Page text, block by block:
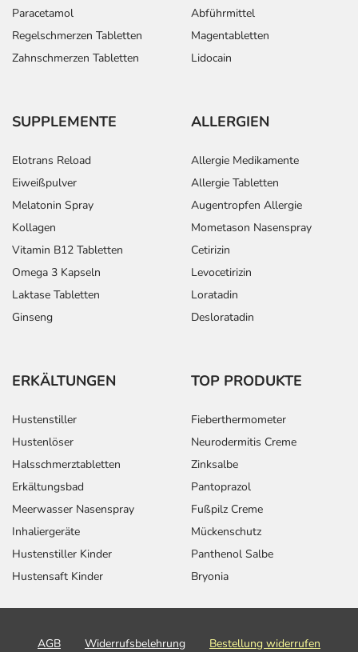
Paracetamol
Regelschmerzen Tabletten
Zahnschmerzen Tabletten
Abführmittel
Magentabletten
Lidocain
SUPPLEMENTE
Elotrans Reload
Eiweißpulver
Melatonin Spray
Kollagen
Vitamin B12 Tabletten
Omega 3 Kapseln
Laktase Tabletten
Ginseng
ALLERGIEN
Allergie Medikamente
Allergie Tabletten
Augentropfen Allergie
Mometason Nasenspray
Cetirizin
Levocetirizin
Loratadin
Desloratadin
ERKÄLTUNGEN
Hustenstiller
Hustenlöser
Halsschmerztabletten
Erkältungsbad
Meerwasser Nasenspray
Inhaliergeräte
Hustenstiller Kinder
Hustensaft Kinder
TOP PRODUKTE
Fieberthermometer
Neurodermitis Creme
Zinksalbe
Pantoprazol
Fußpilz Creme
Mückenschutz
Panthenol Salbe
Bryonia
AGB Widerrufsbelehrung
Bestellung widerrufen